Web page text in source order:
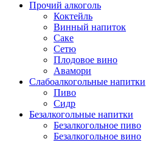
Прочий алкоголь
Коктейль
Винный напиток
Саке
Сетю
Плодовое вино
Авамори
Слабоалкогольные напитки
Пиво
Сидр
Безалкогольные напитки
Безалкогольное пиво
Безалкогольное вино